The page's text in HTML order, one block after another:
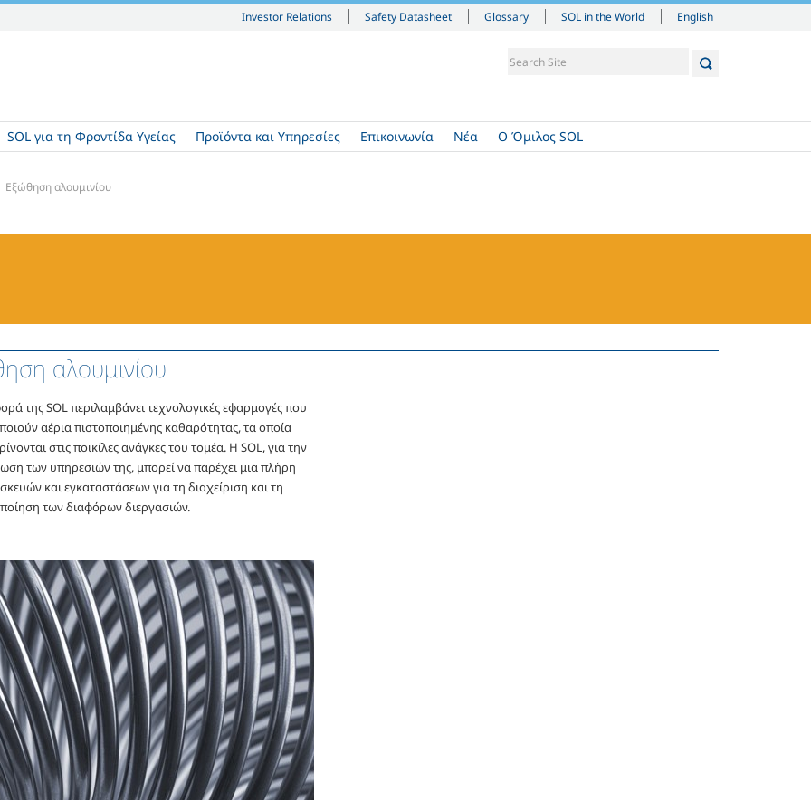
Investor Relations Safety Datasheet Glossary SOL in the World English
SOL για τη Φροντίδα Υγείας Προϊόντα και Υπηρεσίες Επικοινωνία Νέα Ο Όμιλος SOL
Εξώθηση αλουμινίου
αλουμινίου
της SOL περιλαμβάνει τεχνολογικές εφαρμογές που
αέρια πιστοποιημένης καθαρότητας, τα οποία
στις ποικίλες ανάγκες του τομέα. Η SOL, για την
των υπηρεσιών της, μπορεί να παρέχει μια πλήρη
και εγκαταστάσεων για τη διαχείριση και τη
των διαφόρων διεργασιών.